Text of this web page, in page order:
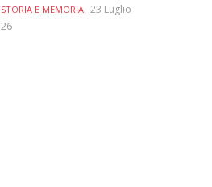
STORIA E MEMORIA 23 Luglio
26